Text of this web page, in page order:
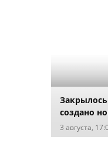
создано
3 августа,